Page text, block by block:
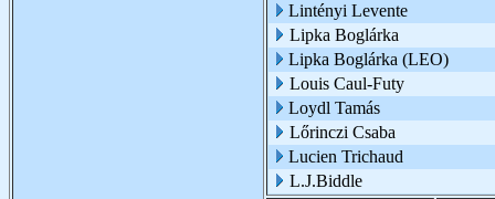
Lintényi Levente
Lipka Boglárka
Lipka Boglárka (LEO)
Louis Caul-Futy
Loydl Tamás
Lőrinczi Csaba
Lucien Trichaud
L.J.Biddle